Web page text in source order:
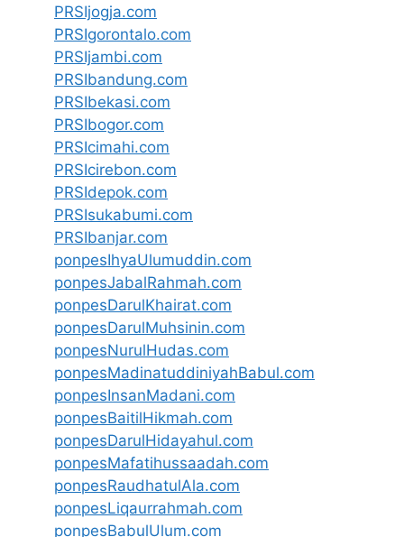
PRSIjogja.com
PRSIgorontalo.com
PRSIjambi.com
PRSIbandung.com
PRSIbekasi.com
PRSIbogor.com
PRSIcimahi.com
PRSIcirebon.com
PRSIdepok.com
PRSIsukabumi.com
PRSIbanjar.com
ponpesIhyaUlumuddin.com
ponpesJabalRahmah.com
ponpesDarulKhairat.com
ponpesDarulMuhsinin.com
ponpesNurulHudas.com
ponpesMadinatuddiniyahBabul.com
ponpesInsanMadani.com
ponpesBaitilHikmah.com
ponpesDarulHidayahul.com
ponpesMafatihussaadah.com
ponpesRaudhatulAla.com
ponpesLiqaurrahmah.com
ponpesBabulUlum.com